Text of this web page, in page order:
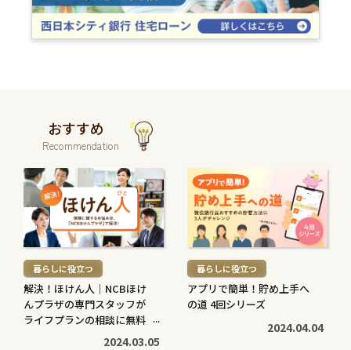
おすすめ
Recommendation
続
き
を
読
む
> 暮らしに役立つ
解決！ほけん人｜NCBほけ
んプラザの専門スタッフが
ライフプランの相談に無料
2024.03.05
続
き
を
読
む
> 暮らしに役立つ
アプリで簡単！貯め上手へ
の道 4回シリーズ
2024.04.04